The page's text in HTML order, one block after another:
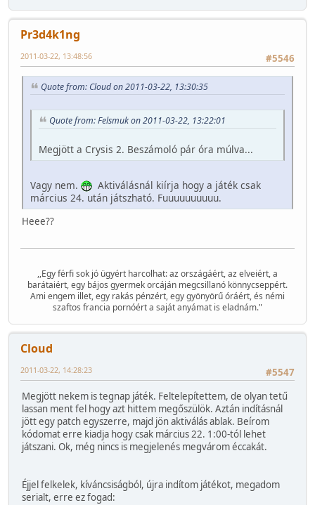
Pr3d4k1ng
#5546
2011-03-22, 13:48:56
Quote from: Cloud on 2011-03-22, 13:30:35
Quote from: Felsmuk on 2011-03-22, 13:22:01
Megjött a Crysis 2. Beszámoló pár óra múlva...
Vagy nem.
Aktiválásnál kiírja hogy a játék csak
március 24. után játszható. Fuuuuuuuuuu.
Heee??
,,Egy férfi sok jó ügyért harcolhat: az országáért, az elveiért, a
barátaiért, egy bájos gyermek orcáján megcsillanó könnycseppért.
Ami engem illet, egy rakás pénzért, egy gyönyörű óráért, és némi
szaftos francia pornóért a saját anyámat is eladnám."
Cloud
#5547
2011-03-22, 14:28:23
Megjött nekem is tegnap játék. Feltelepítettem, de olyan tetű
lassan ment fel hogy azt hittem megőszülök. Aztán indításnál
jött egy patch egyszerre, majd jön aktiválás ablak. Beírom
kódomat erre kiadja hogy csak március 22. 1:00-tól lehet
játszani. Ok, még nincs is megjelenés megvárom éccakát.
Éjjel felkelek, kíváncsiságból, újra indítom játékot, megadom
serialt, erre ez fogad: